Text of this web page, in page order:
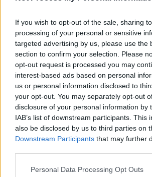
If you wish to opt-out of the sale, sharing
processing of your personal or sensitive
targeted advertising by us, please use the
section to confirm your selection. Please
opt-out request is processed you may
interest-based ads based on personal
us or personal information disclosed to
your opt-out. You may separately opt-out
disclosure of your personal information by
IAB’s list of downstream participants. This
also be disclosed by us to third parties on
Downstream Participants that may further
Personal Data Processing Opt Outs